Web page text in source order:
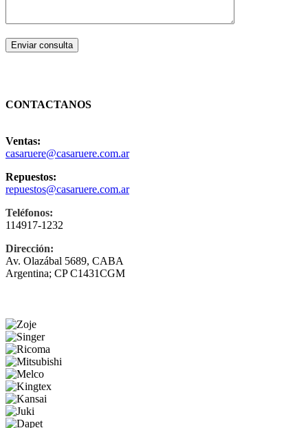
CONTACTANOS
Ventas:
casaruere@casaruere.com.ar
Repuestos:
repuestos@casaruere.com.ar
Teléfonos:
114917-1232
Dirección:
Av. Olazábal 5689, CABA
Argentina; CP C1431CGM